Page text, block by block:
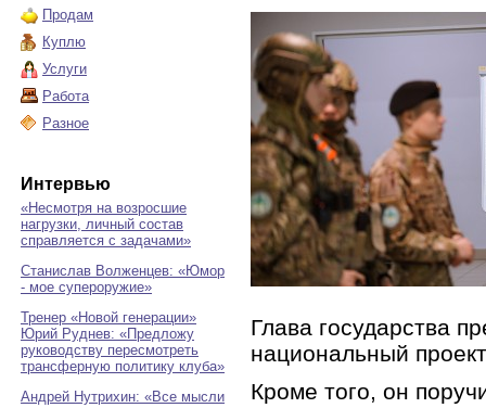
Продам
Куплю
Услуги
Работа
Разное
Интервью
«Несмотря на возросшие
нагрузки, личный состав
справляется с задачами»
Станислав Волженцев: «Юмор
- мое супероружие»
Тренер «Новой генерации»
Юрий Руднев: «Предложу
руководству пересмотреть
трансферную политику клуба»
Андрей Нутрихин: «Все мысли
Глава государства
национальный
Кроме того, он